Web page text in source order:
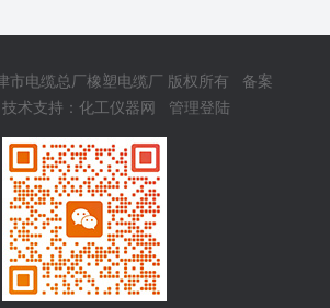
市电缆总厂橡塑电缆厂 版权所有 备案
术支持：化工仪器网 管理登陆